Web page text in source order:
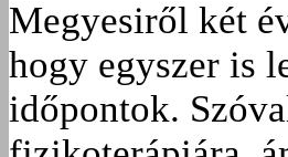
Megyesiről két
hogy egyszer is
időpontok.